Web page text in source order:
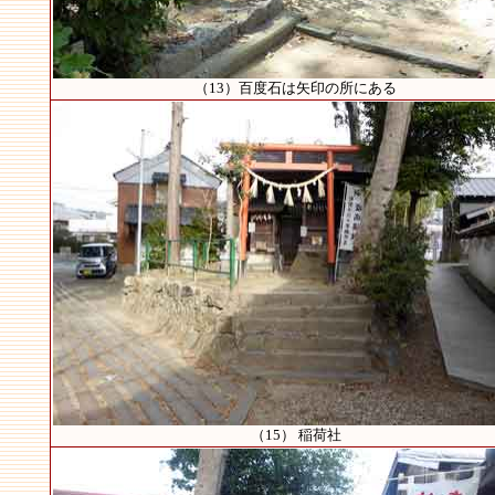
（13）百度石は矢印の所にある
（15） 稲荷社